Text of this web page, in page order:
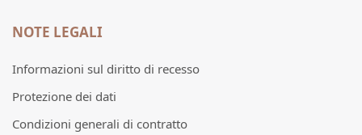
NOTE LEGALI
Informazioni sul diritto di recesso
Protezione dei dati
Condizioni generali di contratto